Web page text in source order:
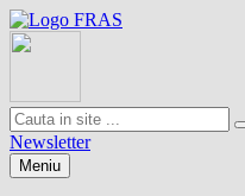
Newsletter
Meniu